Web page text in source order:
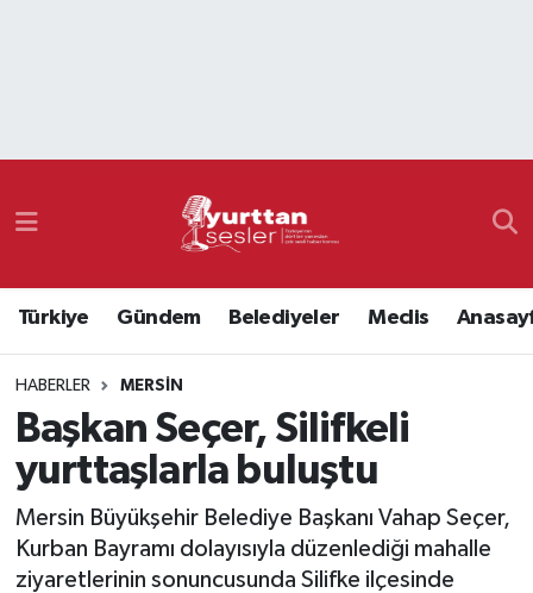
Türkiye Gündem Belediyeler Meclis
HABERLER MERSIN
Başkan Seçer, Silifkeli
yurttaşlarla buluştu
Mersin Büyükşehir Belediye Başkanı Vahap Seçer,
Kurban Bayramı dolayısıyla düzenlediği mahalle
ziyaretlerinin sonuncusunda Silifke ilçesinde
Namaz Vakitleri
Süper Lig Puan Durumu ve Fikstür
Tüm Manşetler
Son Dakika Haberleri
Haber Arşivi